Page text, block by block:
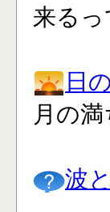
来るっ
日
月の
波